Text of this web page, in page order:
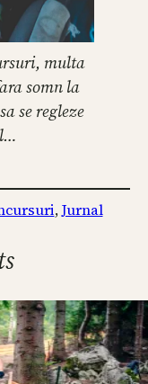
multa
somn la
se regleze
, Jurnal